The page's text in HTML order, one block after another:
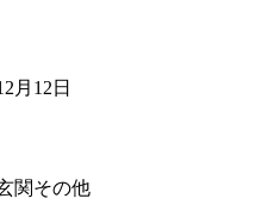
月12日
関その他